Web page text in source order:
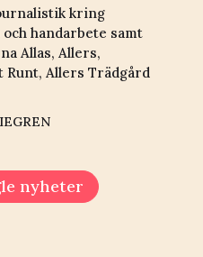
kring
handarbete samt
Allas, Allers,
Runt, Allers Trädgård
nyheter